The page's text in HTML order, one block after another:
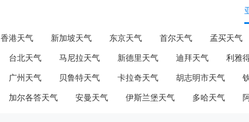
香港天气 新加坡天气 东京天气 首尔天气 孟买天气
台北天气 马尼拉天气 新德里天气 迪拜天气 利雅
广州天气 贝鲁特天气 卡拉奇天气 胡志明市天气
加尔各答天气 安曼天气 伊斯兰堡天气 多哈天气